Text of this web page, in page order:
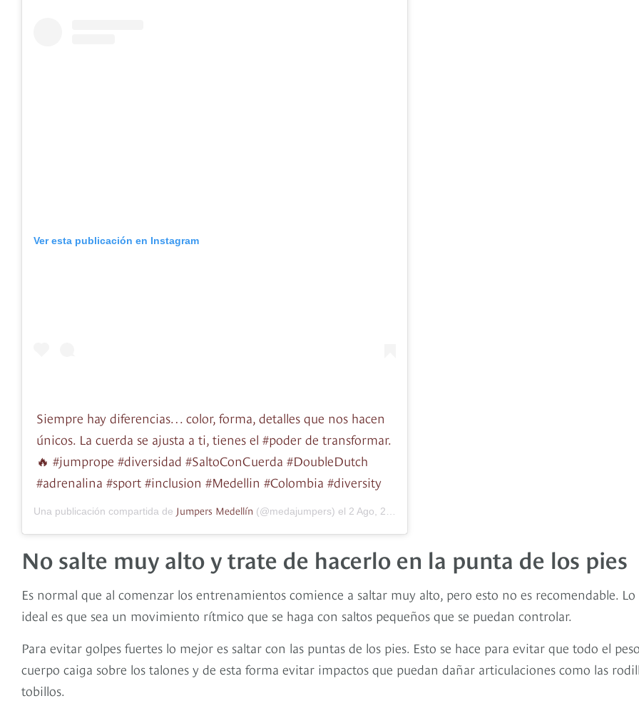
Ver esta publicación en Instagram
Siempre hay diferencias… color, forma, detalles que nos hacen
únicos. La cuerda se ajusta a ti, tienes el #poder de transformar.
🔥 #jumprope #diversidad #SaltoConCuerda #DoubleDutch
#adrenalina #sport #inclusion #Medellin #Colombia #diversity
Una publicación compartida de Jumpers Medellín (@medajumpers) el 2 Ago, 2020 a las 10:07 PDT
No salte muy alto y trate de hacerlo en la punta de los pies
Es normal que al comenzar los entrenamientos comience a saltar muy alto, pero esto no es recomendable. Lo
ideal es que sea un movimiento rítmico que se haga con saltos pequeños que se puedan controlar.
Para evitar golpes fuertes lo mejor es saltar con las puntas de los pies. Esto se hace para evitar que todo el
cuerpo caiga sobre los talones y de esta forma evitar impactos que puedan dañar articulaciones como las
tobillos.